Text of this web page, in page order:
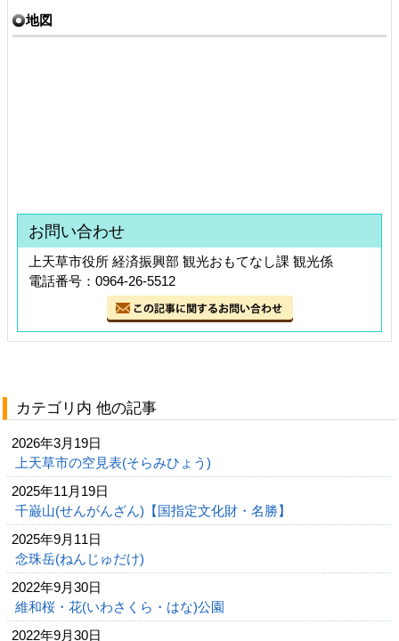
地図
お問い合わせ
上天草市役所 経済振興部 観光おもてなし課 観光係
電話番号：0964-26-5512
カテゴリ内 他の記事
2026年3月19日
上天草市の空見表(そらみひょう)
2025年11月19日
千巌山(せんがんざん)【国指定文化財・名勝】
2025年9月11日
念珠岳(ねんじゅだけ)
2022年9月30日
維和桜・花(いわさくら・はな)公園
2022年9月30日